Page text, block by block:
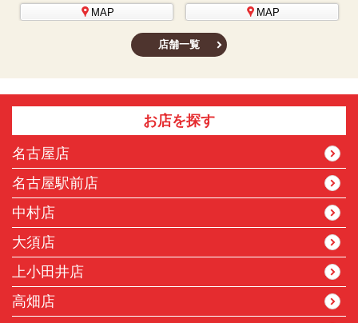
MAP
MAP
店舗一覧
お店を探す
名古屋店
名古屋駅前店
中村店
大須店
上小田井店
高畑店